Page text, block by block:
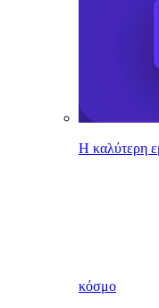
Η καλύτερη
κόσμο